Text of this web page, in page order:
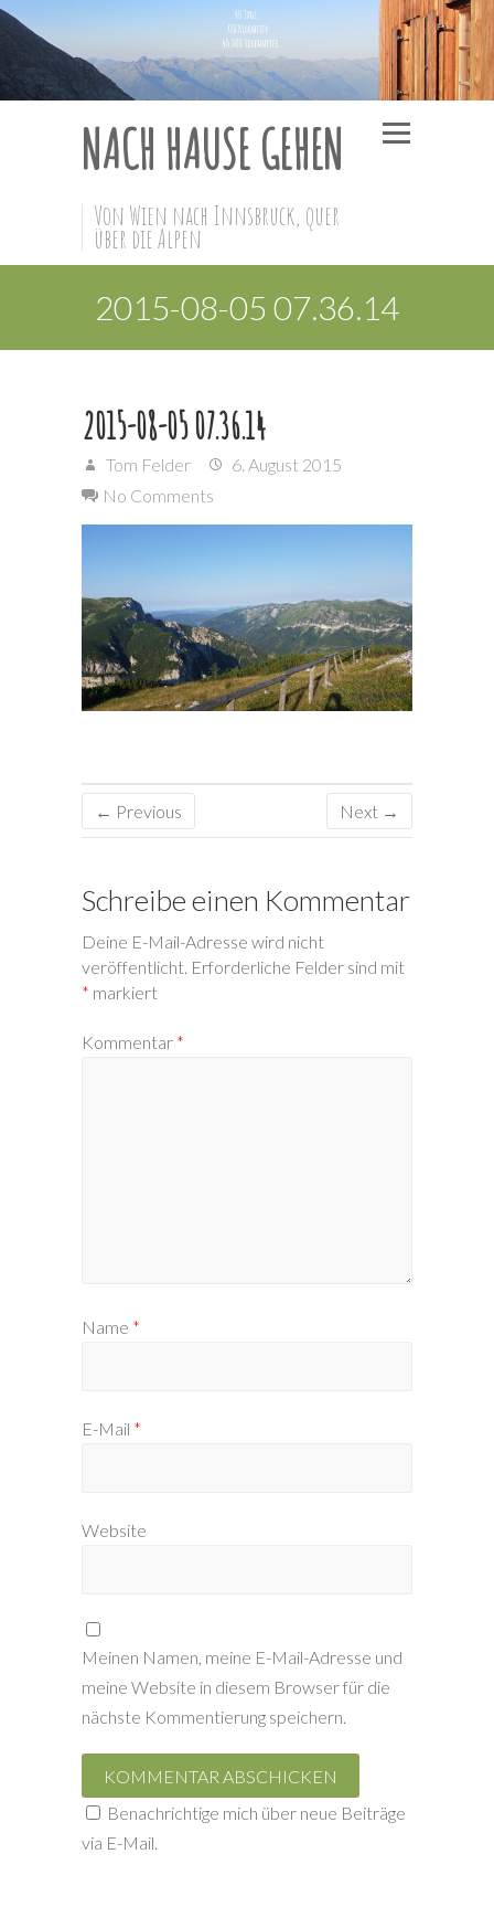
NACH HAUSE GEHEN
Von Wien nach Innsbruck, quer
über die Alpen
2015-08-05 07.36.14
2015-08-05 07.36.14
Tom Felder
6. August 2015
No Comments
← Previous Next →
Schreibe einen Kommentar
Deine E-Mail-Adresse wird nicht
veröffentlicht. Erforderliche Felder sind mit
* markiert
Kommentar *
Name *
E-Mail *
Website
Meinen Namen, meine E-Mail-Adresse und
meine Website in diesem Browser für die
nächste Kommentierung speichern.
Benachrichtige mich über neue Beiträge
via E-Mail.